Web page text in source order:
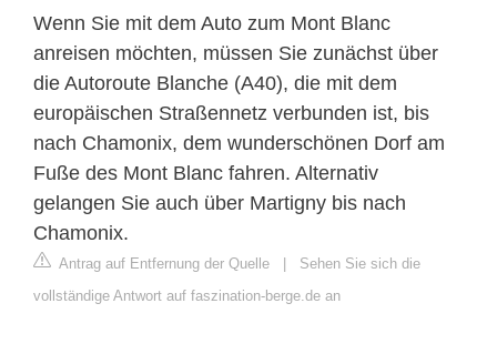
Wenn Sie mit dem Auto zum Mont Blanc
anreisen möchten, müssen Sie zunächst über
die Autoroute Blanche (A40), die mit dem
europäischen Straßennetz verbunden ist, bis
nach Chamonix, dem wunderschönen Dorf am
Fuße des Mont Blanc fahren. Alternativ
gelangen Sie auch über Martigny bis nach
Chamonix.
Antrag auf Entfernung der Quelle | Sehen Sie sich die
vollständige Antwort auf faszination-berge.de an